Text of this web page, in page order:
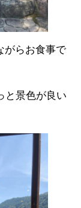
がらお食事で
と景色が良い